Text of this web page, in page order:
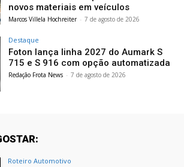
novos materiais em veículos
Marcos Villela Hochreiter - 7 de agosto de 2026
Destaque
Foton lança linha 2027 do Aumark S
715 e S 916 com opção automatizada
Redação Frota News - 7 de agosto de 2026
Roteiro Automotivo